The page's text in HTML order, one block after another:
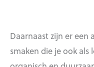
Daarnaast zijn er een
smaken die je ook